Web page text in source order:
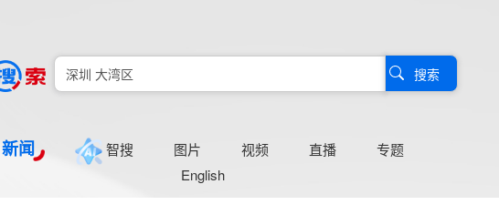
搜索
新闻 智搜 图片 视频 直播
专题
English